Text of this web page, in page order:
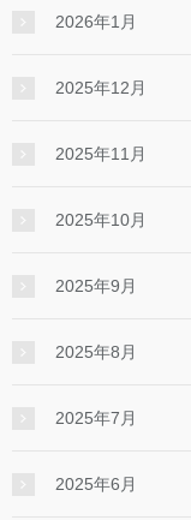
2026年1月
2025年12月
2025年11月
2025年10月
2025年9月
2025年8月
2025年7月
2025年6月